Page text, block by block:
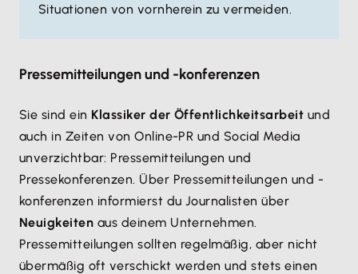
Situationen von vornherein zu vermeiden.
Pressemitteilungen und -konferenzen
Sie sind ein Klassiker der Öffentlichkeitsarbeit und
auch in Zeiten von Online-PR und Social Media
unverzichtbar: Pressemitteilungen und
Pressekonferenzen. Über Pressemitteilungen und -
konferenzen informierst du Journalisten über
Neuigkeiten aus deinem Unternehmen.
Pressemitteilungen sollten regelmäßig, aber nicht
übermäßig oft verschickt werden und stets einen